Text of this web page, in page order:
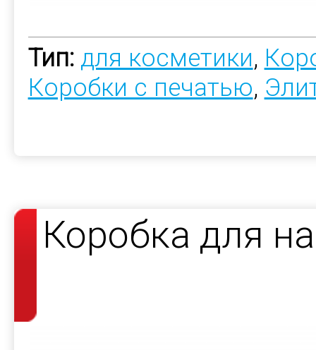
Тип: для косметики,
Коробки с печатью,
Коробка для